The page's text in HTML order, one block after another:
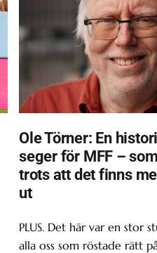
Ole Törner: En
seger för MFF –
trots att det finns
ut
PLUS. Det här var en stor
alla oss som röstade rätt